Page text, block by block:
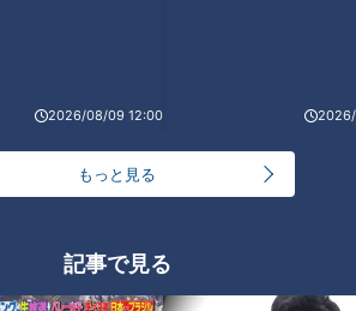
2026/08/09 12:00
もっと見る
記事で見る